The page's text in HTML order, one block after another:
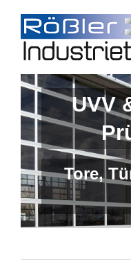
content
UVV
Tore,